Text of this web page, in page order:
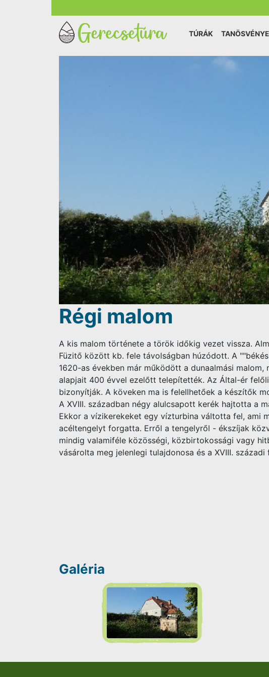
TÚRÁK
Régi malom
A kis malom története a török időkig vezet vissza.
Füzitő között kb. fele távolságban húzódott. A
1620-as években már működött a dunaalmási
alapjait 400 évvel ezelőtt telepítették. Az Által-ér
bizonyítják. A köveken ma is felellhetőek a készítők
A XVIII. században négy alulcsapott kerék hajtotta a
Ekkor a vízikerekeket egy vízturbina váltotta fel, ami
acéltengelyt forgatta. Erről a tengelyről - ékszíjak
mindig valamiféle közösségi, közbirtokossági vagy
vásárolta meg jelenlegi tulajdonosa és a XVIII.
Galéria